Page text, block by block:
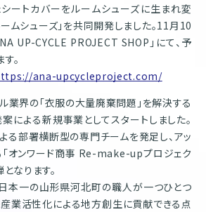
ートカバーをルームシューズに生まれ変
ムシューズ」を共同開発しました。11月10
UP-CYCLE PROJECT SHOP」にて、予
。
ana-upcycleproject.com/
業界の「衣服の大量廃棄問題」を解決する
による新規事業としてスタートしました。
る部署横断型の専門チームを発足し、アッ
オンワード商事 Re-make-upプロジェク
なります。
日本一の山形県河北町の職人が一つひとつ
業活性化による地方創生に貢献できる点